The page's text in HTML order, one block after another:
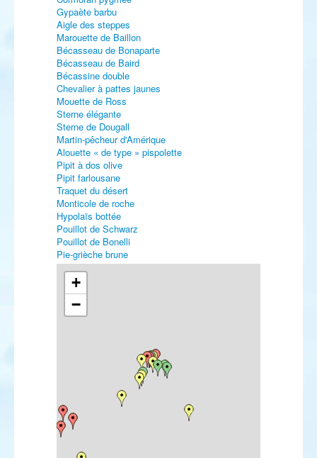
Gypaète barbu
Aigle des steppes
Marouette de Baillon
Bécasseau de Bonaparte
Bécasseau de Baird
Bécassine double
Chevalier à pattes jaunes
Mouette de Ross
Sterne élégante
Sterne de Dougall
Martin-pêcheur d'Amérique
Alouette « de type » pispolette
Pipit à dos olive
Pipit farlousane
Traquet du désert
Monticole de roche
Hypolaïs bottée
Pouillot de Schwarz
Pouillot de Bonelli
Pie-grièche brune
Bruant à gorge blanche
Bruant masqué
+
−